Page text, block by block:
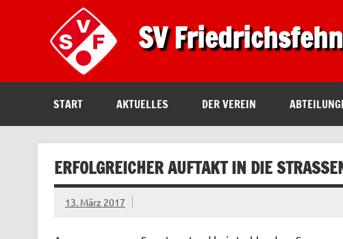
SV
START AKTUELLES DER VEREIN
ERFOLGREICHER AUFTAKT IN DIE
13. März 2017